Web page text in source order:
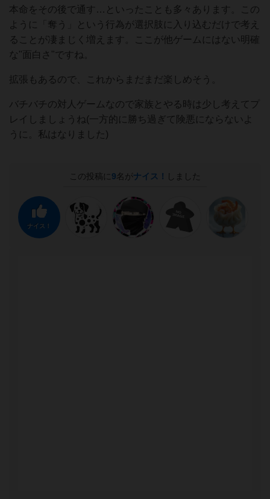
本命をその後で通す…といったことも多々あります。この
ように「奪う」という行為が選択肢に入り込むだけで考え
ることが凄まじく増えます。ここが他ゲームにはない明確
な"面白さ"ですね。
拡張もあるので、これからまだまだ楽しめそう。
バチバチの対人ゲームなので家族とやる時は少し考えてプ
レイしましょうね(一方的に勝ち過ぎて険悪にならないよ
うに。私はなりました)
この投稿に 9名がナイス！ しました
ナイス！